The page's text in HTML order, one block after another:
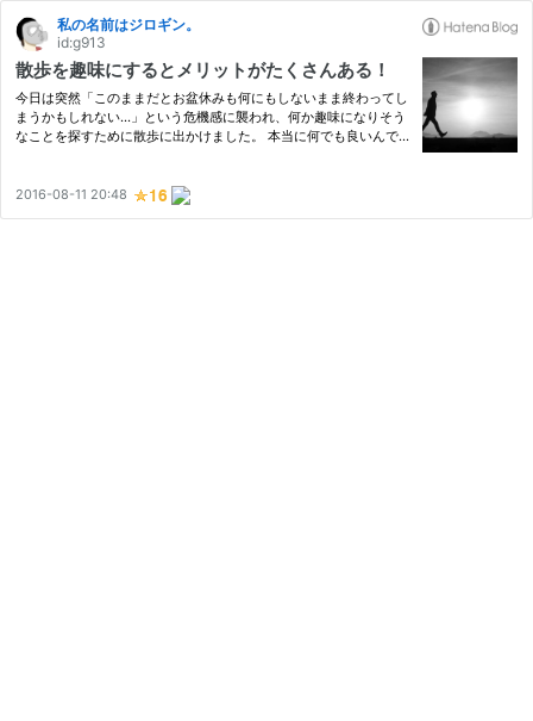
私の名前はジロギン。
id:g913
散歩を趣味にするとメリットがたくさんある！
今日は突然「このままだとお盆休みも何にもしないまま終わってし
まうかもしれない…」という危機感に襲われ、何か趣味になりそう
なことを探すために散歩に出かけました。 本当に何でも良いんで
出…
2016-08-11 20:48